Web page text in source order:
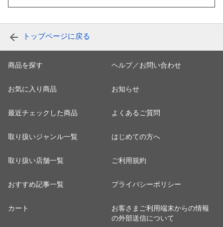
トップページに戻る
商品を探す
お気に入り商品
最近チェックした商品
取り扱いジャンル一覧
取り扱い店舗一覧
おすすめ記事一覧
カート
ヘルプ／お問い合わせ
お知らせ
よくあるご質問
はじめての方へ
ご利用規約
プライバシーポリシー
お客さまご利用端末からの情報
の外部送信について